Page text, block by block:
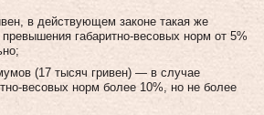
в действующем законе такая же
габаритно-весовых норм от 5%
(17 тысяч гривен) — в случае
весовых норм более 10%, но не более